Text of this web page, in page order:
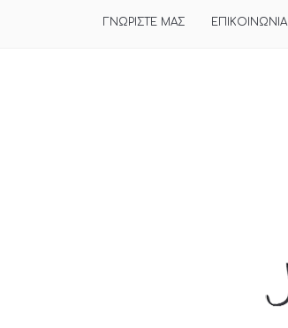
ΓΝΩΡΙΣΤΕ ΜΑΣ ΕΠΙΚΟΙΝΩΝΙΑ